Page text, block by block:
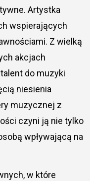
Artystka
wspierających
Z wielką
akcjach
do muzyki
niesienia
muzycznej z
czyni ją nie tylko
wpływającą na
w które